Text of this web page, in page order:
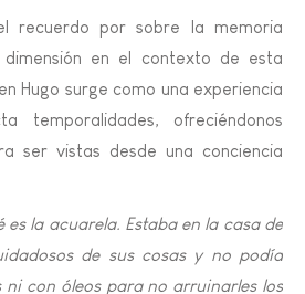
recuerdo por sobre la memoria
dimensión en el contexto de esta
Hugo surge como una experiencia
temporalidades, ofreciéndonos
ser vistas desde una conciencia
es la acuarela. Estaba en la casa de
de sus cosas y no podía
con óleos para no arruinarles los